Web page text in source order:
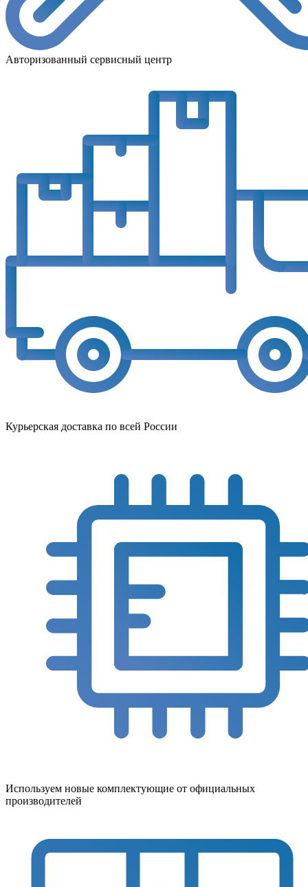
Авторизованный сервисный центр
Курьерская доставка по всей России
Используем новые комплектующие от официальных
производителей